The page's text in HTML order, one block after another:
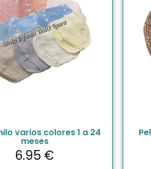
varios colores 1 a 24
meses
6.95 €